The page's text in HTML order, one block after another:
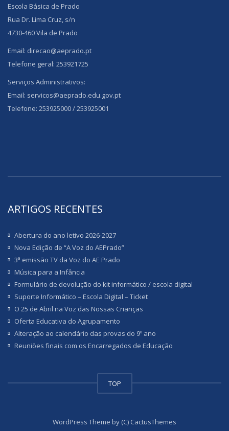
Escola Básica de Prado
Rua Dr. Lima Cruz, s/n
4730-460 Vila de Prado
Email: direcao@aeprado.pt
Telefone geral: 253921725
Serviços Administrativos:
Email: servicos@aeprado.edu.gov.pt
Telefone: 253925000 / 253925001
ARTIGOS RECENTES
Abertura do ano letivo 2026-2027
Nova Edição de “A Voz do AEPrado”
3ª emissão TV da Voz do AE Prado
Música para a Infância
Formulário de devolução do kit informático / escola digital
Suporte Informático – Escola Digital – Ticket
O 25 de Abril na Voz das Nossas Crianças
Oferta Educativa do Agrupamento
Alteração ao calendário das provas do 9º ano
Reuniões finais com os Encarregados de Educação
TOP
WordPress Theme by (C) CactusThemes